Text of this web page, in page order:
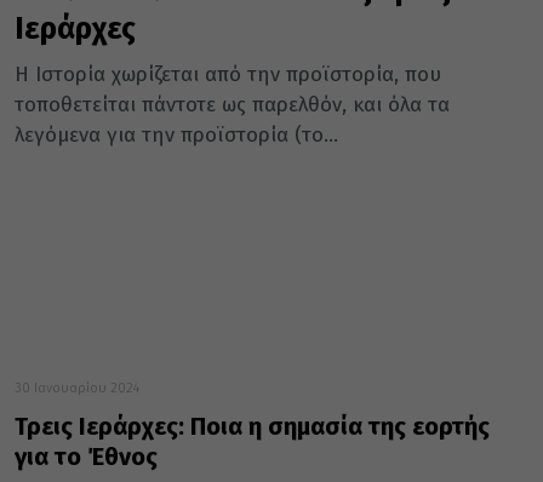
Ιεράρχες
Η Ιστορία χωρίζεται από την προϊστορία, που
τοποθετείται πάντοτε ως παρελθόν, και όλα τα
λεγόμενα για την προϊστορία (το...
30 Ιανουαρίου 2024
Τρεις Ιεράρχες: Ποια η σημασία της εορτής
για το Έθνος